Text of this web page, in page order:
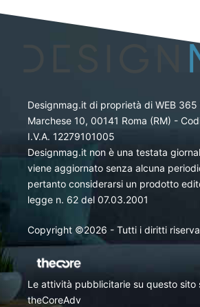
Designmag.it di proprietà di WEB 365
Marchese 10, 00141 Roma (RM) -
I.V.A. 12279101005
Designmag.it non è una testata
viene aggiornato senza alcuna
pertanto considerarsi un prodotto
legge n. 62 del 07.03.2001
Copyright ©2026 - Tutti i diritti
Le attività pubblicitarie su questo sito
theCoreAdv